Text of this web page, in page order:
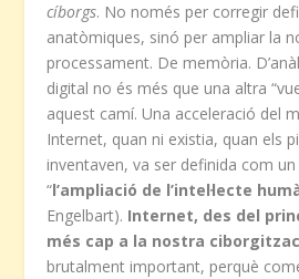
cíborgs. No només per corregir
anatòmiques, sinó per ampliar la
processament. De memòria.
digital no és més que una altra
aquest camí. Una acceleració del
Internet, quan ni existia, quan els
inventaven, va ser definida com
“l’ampliació de l’intel·lecte
Engelbart). Internet, des del
més cap a la nostra
brutalment important, perquè